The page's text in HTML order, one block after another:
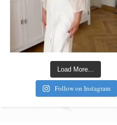
Load More...
Follow on Instagram